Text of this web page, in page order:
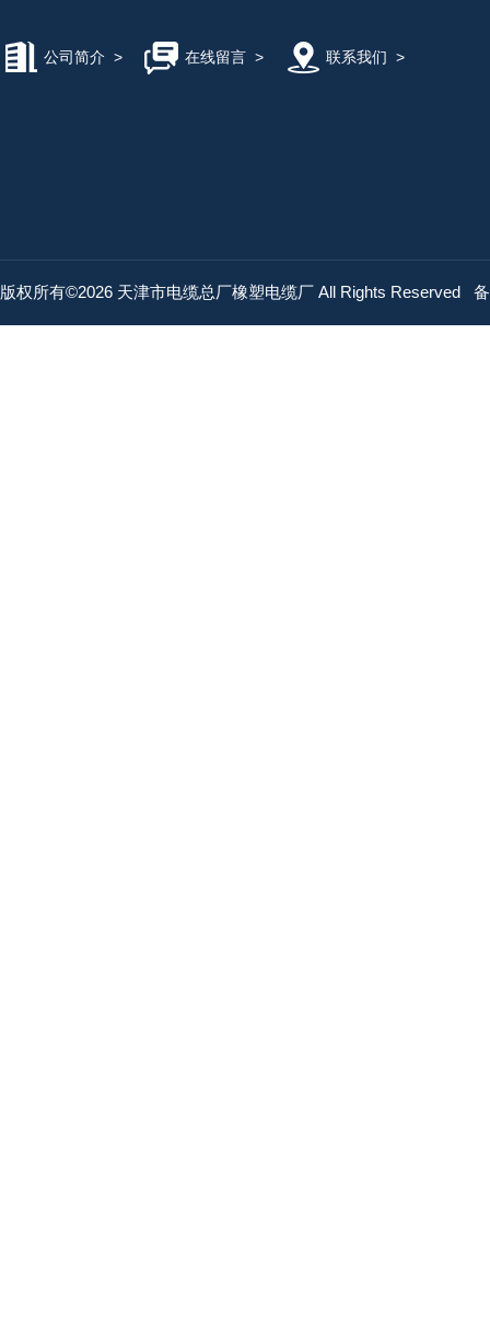
公司简介 > 在线留言> 联系我们 >
版权所有©2026 天津市电缆总厂橡塑电缆厂 All Rights Reserved